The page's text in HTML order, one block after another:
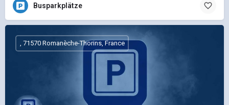
Busparkplätze
, 71570 Romanèche-Thorins, France